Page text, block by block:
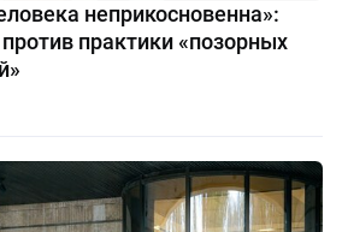
неприкосновенна»:
практики «позорных